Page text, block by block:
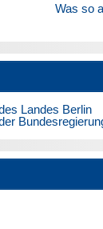
Was so
Landes Berlin